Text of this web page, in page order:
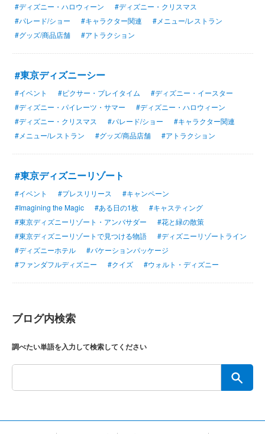
#ディズニー・ハロウィーン
#ディズニー・クリスマス
#パレード/ショー
#キャラクター関連
#メニュー/レストラン
#グッズ/商品店舗
#アトラクション
#東京ディズニーシー
#イベント #ピクサー・プレイタイム
#ディズニー・イースター
#ディズニー・パイレーツ・サマー
#ディズニー・ハロウィーン
#ディズニー・クリスマス
#パレード/ショー
#キャラクター関連
#メニュー/レストラン
#グッズ/商品店舗 #アトラクション
#東京ディズニーリゾート
#イベント #プレスリリース
#キャンペーン
#Imagining the Magic
#ある日の1枚
#キャスティング
#東京ディズニーリゾート・アンバサダー
#花と緑の散策
#東京ディズニーリゾートで見つける物語
#ディズニーリゾートライン
#ディズニーホテル
#バケーションパッケージ
#ファンダフルディズニー
#クイズ #ウォルト・ディズニー
ブログ内検索
調べたい単語を入力して検索してください